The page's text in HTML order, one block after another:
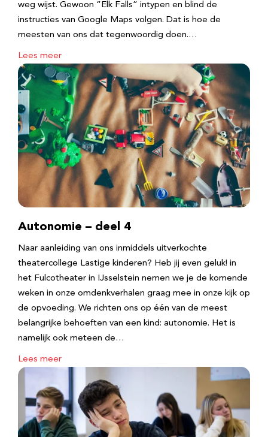
weg wijst. Gewoon “Elk Falls” intypen en blind de
instructies van Google Maps volgen. Dat is hoe de
meesten van ons dat tegenwoordig doen.…
Lees meer
Autonomie – deel 4
Naar aanleiding van ons inmiddels uitverkochte
theatercollege Lastige kinderen? Heb jij even geluk! in
het Fulcotheater in IJsselstein nemen we je de komende
weken in onze omdenkverhalen graag mee in onze kijk op
de opvoeding. We richten ons op één van de meest
belangrijke behoeften van een kind: autonomie. Het is
namelijk ook meteen de…
Lees meer